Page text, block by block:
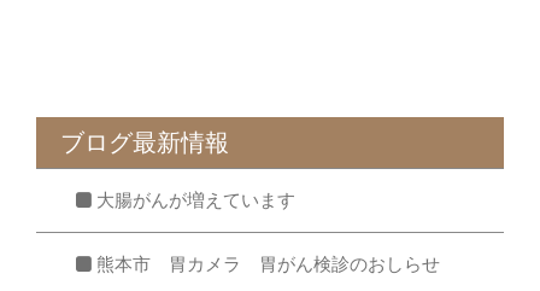
ブログ最新情報
大腸がんが増えています
熊本市 胃カメラ 胃がん検診のおしらせ